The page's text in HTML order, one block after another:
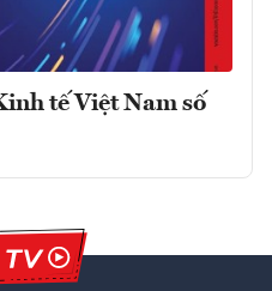
tế Việt Nam số